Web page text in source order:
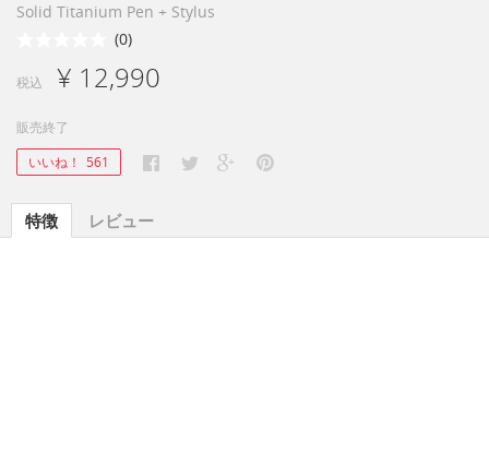
Solid Titanium Pen + Stylus
(0)
税込 ¥ 12,990
販売終了
いいね！ 561
特徴 レビュー